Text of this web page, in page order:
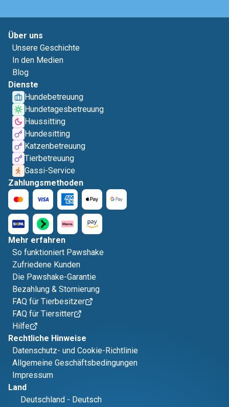
Über uns
Unsere Geschichte
In den Medien
Blog
Dienste
Hundebetreuung
Hundetagesbetreuung
Haussitting
Hundesitting
Katzenbetreuung
Tierbetreuung
Gassi-Service
Zahlungsmethoden
Mehr erfahren
So funktioniert Pawshake
Zufriedene Kunden
Die Pawshake-Garantie
Bezahlung & Stornierung
FAQ für Tierbesitzer
FAQ für Tiersitter
Hilfe
Rechtliche Hinweise
Datenschutz- und Cookie-Richtlinie
Allgemeine Geschäftsbedingungen
Impressum
Land
Deutschland - Deutsch